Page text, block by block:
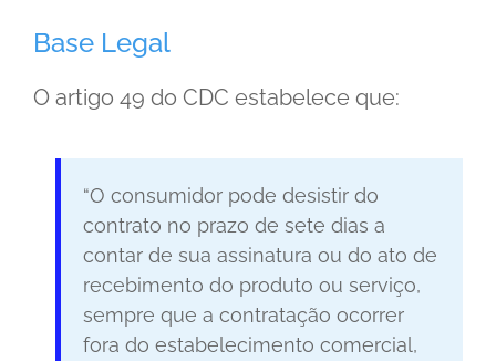
Base Legal
O artigo 49 do CDC estabelece que:
“O consumidor pode desistir do
contrato no prazo de sete dias a
contar de sua assinatura ou do ato de
recebimento do produto ou serviço,
sempre que a contratação ocorrer
fora do estabelecimento comercial,